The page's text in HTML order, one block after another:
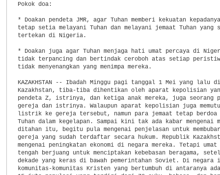
Pokok doa:
* Doakan pendeta JMR, agar Tuhan memberi kekuatan
tetap setia melayani Tuhan dan melayani jemaat Tuhan yang
tertekan di Nigeria.
* Doakan juga agar Tuhan menjaga hati umat percaya di
tidak terpancing dan bertindak ceroboh atas setiap
tidak menyenangkan yang menimpa mereka.
KAZAKHSTAN -- Ibadah Minggu pagi tanggal 1 Mei yang lalu
Kazakhstan, tiba-tiba dihentikan oleh aparat kepolisian yang
pendeta Z, istrinya, dan ketiga anak mereka, juga seorang
gereja dan istrinya. Walaupun aparat kepolisian juga
listrik ke gereja tersebut, namun para jemaat tetap berdoa
Tuhan dalam kegelapan. Sampai kini tak ada kabar mengenai
ditahan itu, begitu pula mengenai penjelasan untuk
gereja yang sudah terdaftar secara hukum. Republik
mengenai peningkatan ekonomi di negara mereka. Tetapi umat
tengah berjuang untuk menciptakan kebebasan beragama,
dekade yang keras di bawah pemerintahan Soviet. Di
komunitas-komunitas Kristen yang bertumbuh di antaranya